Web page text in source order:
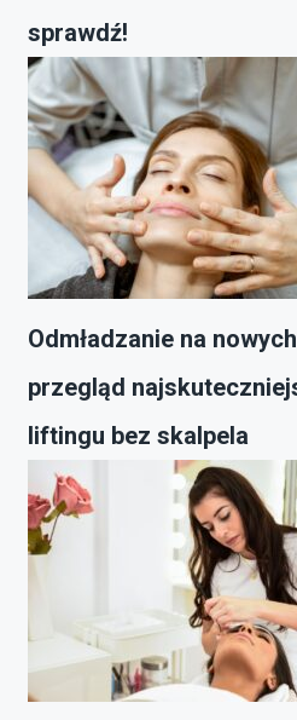
sprawdź!
Odmładzanie na
przegląd
liftingu bez skalpela